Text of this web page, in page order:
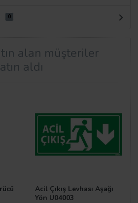
0
alan müşteriler
aldı
Acil Çıkış Levhası Aşağı
Yön U04003